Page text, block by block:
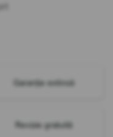
Garanție extinsă
Revizie gratuită